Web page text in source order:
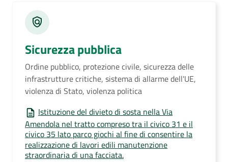
Sicurezza pubblica
Ordine pubblico, protezione civile, sicurezza delle
infrastrutture critiche, sistema di allarme dell'UE,
violenza di Stato, violenza politica
Istituzione del divieto di sosta nella Via
Amendola nel tratto compreso tra il civico 31 e il
civico 35 lato parco giochi al fine di consentire la
realizzazione di lavori edili manutenzione
straordinaria di una facciata.